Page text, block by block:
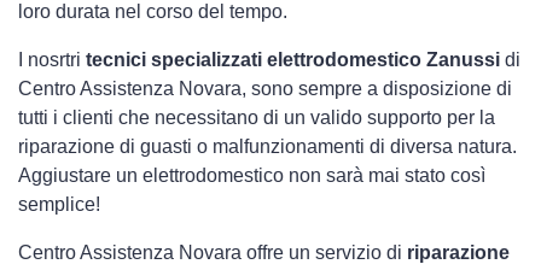
loro durata nel corso del tempo.
I nosrtri tecnici specializzati elettrodomestico Zanussi di
Centro Assistenza Novara, sono sempre a disposizione di
tutti i clienti che necessitano di un valido supporto per la
riparazione di guasti o malfunzionamenti di diversa natura.
Aggiustare un elettrodomestico non sarà mai stato così
semplice!
Centro Assistenza Novara offre un servizio di riparazione